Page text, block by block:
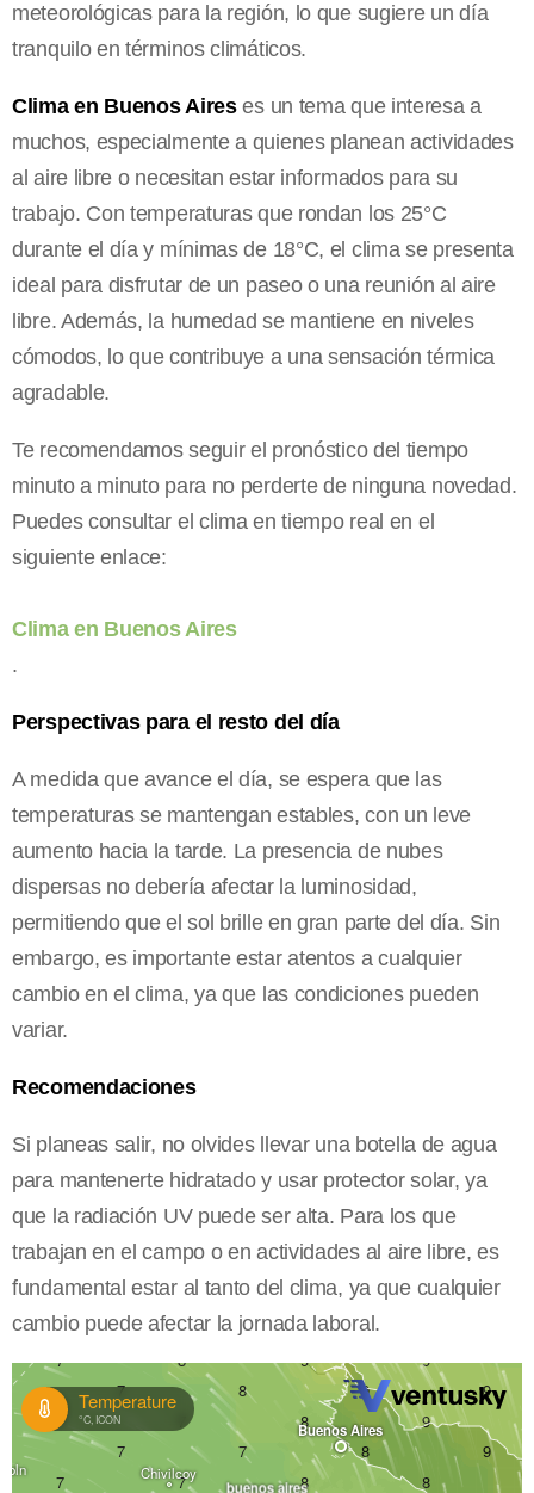
meteorológicas para la región, lo que sugiere un día
tranquilo en términos climáticos.
Clima en Buenos Aireses un tema que interesa a
muchos, especialmente a quienes planean actividades
al aire libre o necesitan estar informados para su
trabajo. Con temperaturas que rondan los 25°C
durante el día y mínimas de 18°C, el clima se presenta
ideal para disfrutar de un paseo o una reunión al aire
libre. Además, la humedad se mantiene en niveles
cómodos, lo que contribuye a una sensación térmica
agradable.
Te recomendamos seguir el pronóstico del tiempo
minuto a minuto para no perderte de ninguna novedad.
Puedes consultar el clima en tiempo real en el
siguiente enlace:
Clima en Buenos Aires
.
Perspectivas para el resto del día
A medida que avance el día, se espera que las
temperaturas se mantengan estables, con un leve
aumento hacia la tarde. La presencia de nubes
dispersas no debería afectar la luminosidad,
permitiendo que el sol brille en gran parte del día. Sin
embargo, es importante estar atentos a cualquier
cambio en el clima, ya que las condiciones pueden
variar.
Recomendaciones
Si planeas salir, no olvides llevar una botella de agua
para mantenerte hidratado y usar protector solar, ya
que la radiación UV puede ser alta. Para los que
trabajan en el campo o en actividades al aire libre, es
fundamental estar al tanto del clima, ya que cualquier
cambio puede afectar la jornada laboral.